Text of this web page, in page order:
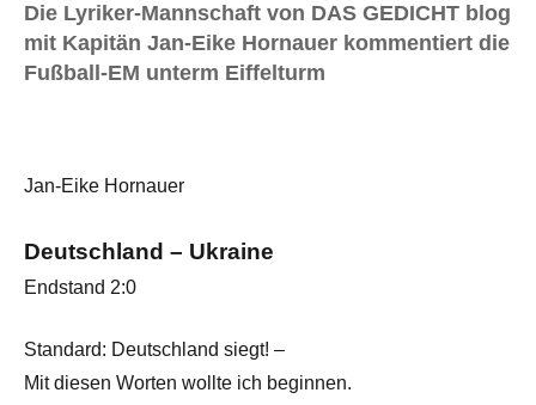
Die Lyriker-Mannschaft von DAS GEDICHT blog
mit Kapitän Jan-Eike Hornauer kommentiert die
Fußball-EM unterm Eiffelturm
Jan-Eike Hornauer
Deutschland – Ukraine
Endstand 2:0
Standard: Deutschland siegt! –
Mit diesen Worten wollte ich beginnen.